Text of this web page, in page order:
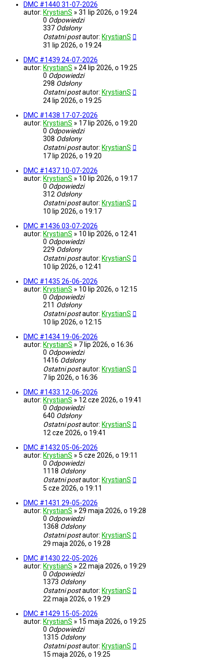
DMC #1440 31-07-2026
autor: KrystianS » 31 lip 2026, o 19:24
0 Odpowiedzi
337 Odsłony
Ostatni postautor: KrystianS
31 lip 2026, o 19:24
DMC #1439 24-07-2026
autor: KrystianS » 24 lip 2026, o 19:25
0 Odpowiedzi
298 Odsłony
Ostatni postautor: KrystianS
24 lip 2026, o 19:25
DMC #1438 17-07-2026
autor: KrystianS » 17 lip 2026, o 19:20
0 Odpowiedzi
308 Odsłony
Ostatni postautor: KrystianS
17 lip 2026, o 19:20
DMC #1437 10-07-2026
autor: KrystianS » 10 lip 2026, o 19:17
0 Odpowiedzi
312 Odsłony
Ostatni postautor: KrystianS
10 lip 2026, o 19:17
DMC #1436 03-07-2026
autor: KrystianS » 10 lip 2026, o 12:41
0 Odpowiedzi
229 Odsłony
Ostatni postautor: KrystianS
10 lip 2026, o 12:41
DMC #1435 26-06-2026
autor: KrystianS » 10 lip 2026, o 12:15
0 Odpowiedzi
211 Odsłony
Ostatni postautor: KrystianS
10 lip 2026, o 12:15
DMC #1434 19-06-2026
autor: KrystianS » 7 lip 2026, o 16:36
0 Odpowiedzi
1416 Odsłony
Ostatni postautor: KrystianS
7 lip 2026, o 16:36
DMC #1433 12-06-2026
autor: KrystianS » 12 cze 2026, o 19:41
0 Odpowiedzi
640 Odsłony
Ostatni postautor: KrystianS
12 cze 2026, o 19:41
DMC #1432 05-06-2026
autor: KrystianS » 5 cze 2026, o 19:11
0 Odpowiedzi
1118 Odsłony
Ostatni postautor: KrystianS
5 cze 2026, o 19:11
DMC #1431 29-05-2026
autor: KrystianS » 29 maja 2026, o 19:28
0 Odpowiedzi
1368 Odsłony
Ostatni postautor: KrystianS
29 maja 2026, o 19:28
DMC #1430 22-05-2026
autor: KrystianS » 22 maja 2026, o 19:29
0 Odpowiedzi
1373 Odsłony
Ostatni postautor: KrystianS
22 maja 2026, o 19:29
DMC #1429 15-05-2026
autor: KrystianS » 15 maja 2026, o 19:25
0 Odpowiedzi
1315 Odsłony
Ostatni postautor: KrystianS
15 maja 2026, o 19:25